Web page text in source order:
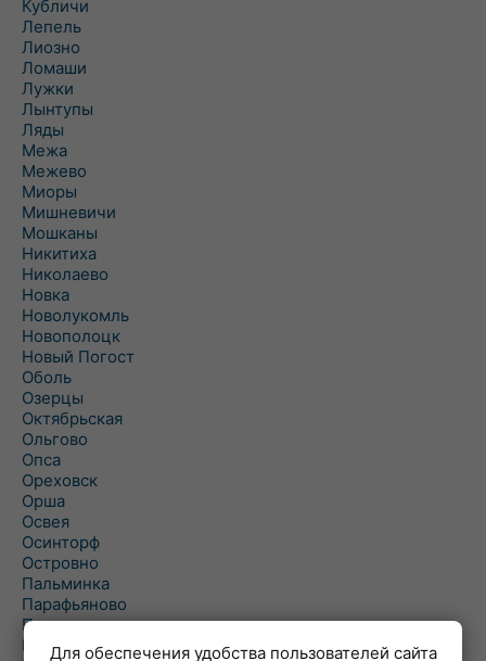
Кубличи
Лепель
Лиозно
Ломаши
Лужки
Лынтупы
Ляды
Межа
Межево
Миоры
Мишневичи
Мошканы
Никитиха
Николаево
Новка
Новолукомль
Новополоцк
Новый Погост
Оболь
Озерцы
Октябрьская
Ольгово
Опса
Ореховск
Орша
Освея
Осинторф
Островно
Пальминка
Парафьяново
Плисса
ПовятьеДля обеспечения удобства пользователей сайта